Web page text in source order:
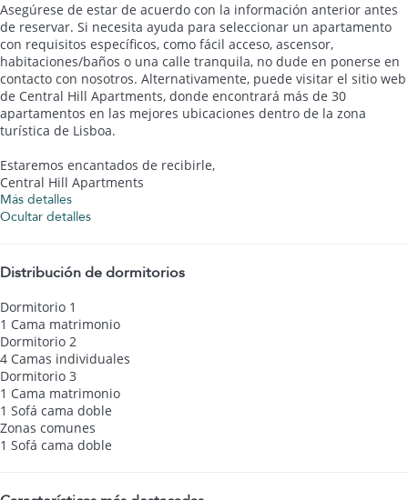
Asegúrese de estar de acuerdo con la información anterior antes
de reservar. Si necesita ayuda para seleccionar un apartamento
con requisitos específicos, como fácil acceso, ascensor,
habitaciones/baños o una calle tranquila, no dude en ponerse en
contacto con nosotros. Alternativamente, puede visitar el sitio web
de Central Hill Apartments, donde encontrará más de 30
apartamentos en las mejores ubicaciones dentro de la zona
turística de Lisboa.
Estaremos encantados de recibirle,
Central Hill Apartments
Más detalles
Ocultar detalles
Distribución de dormitorios
Dormitorio 1
1 Cama matrimonio
Dormitorio 2
4 Camas individuales
Dormitorio 3
1 Cama matrimonio
1 Sofá cama doble
Zonas comunes
1 Sofá cama doble